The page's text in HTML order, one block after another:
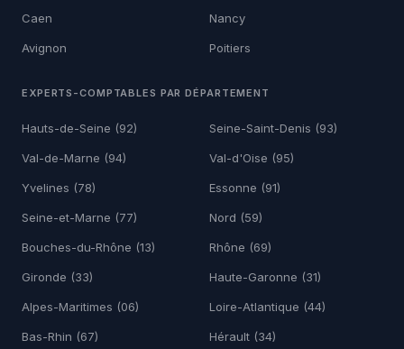
Caen Nancy
Avignon Poitiers
EXPERTS-COMPTABLES PAR DÉPARTEMENT
Hauts-de-Seine (92) Seine-Saint-Denis (93)
Val-de-Marne (94) Val-d'Oise (95)
Yvelines (78) Essonne (91)
Seine-et-Marne (77) Nord (59)
Bouches-du-Rhône (13) Rhône (69)
Gironde (33) Haute-Garonne (31)
Alpes-Maritimes (06) Loire-Atlantique (44)
Bas-Rhin (67) Hérault (34)